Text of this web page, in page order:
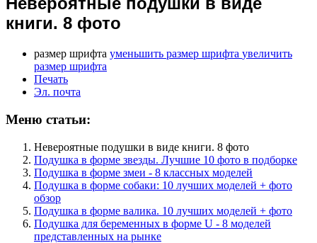
книги. 8 фото
размер шрифта уменьшить размер шрифта увеличить
размер шрифта
Печать
Эл. почта
Меню статьи:
Невероятные подушки в виде книги. 8 фото
Подушка в форме звезды. Лучшие 10 фото в подборке
Подушка в форме змеи - 8 классных моделей
Подушка в форме собаки: 10 лучших моделей + фото
обзор
Подушка в форме валика. 10 лучших моделей + фото
Подушка для беременных в форме U - 8 моделей
представленных на рынке